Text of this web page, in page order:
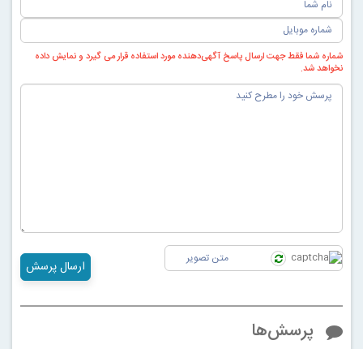
شماره شما فقط جهت ارسال پاسخ آگهی‌دهنده مورد استفاده قرار می گیرد و نمایش داده
نخواهد شد.
ارسال پرسش
پرسش‌ها